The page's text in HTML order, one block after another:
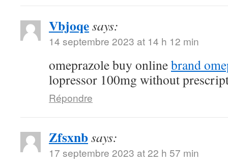
Vbjoqesays:
14 septembre 2023 at 14 h 12 min
omeprazole buy onlinebrand
lopressor 100mg without
Répondre
Zfsxnbsays:
17 septembre 2023 at 22 h 57 min